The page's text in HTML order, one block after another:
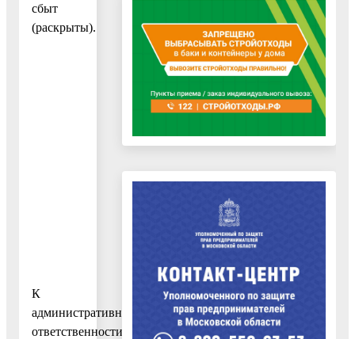
сбыт
(раскрыты).
К
административной
ответственности